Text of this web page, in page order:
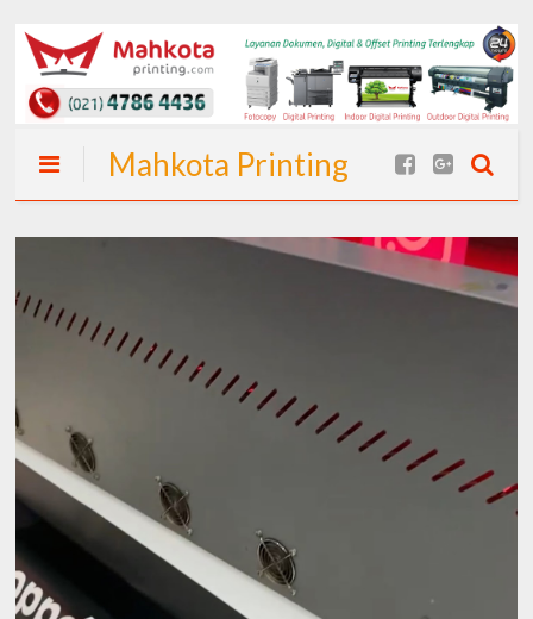
Mahkota Printing
| Spanduk Cepat
24 Jam (Langsung
Jadi) I Spanduk
dan Percetakan